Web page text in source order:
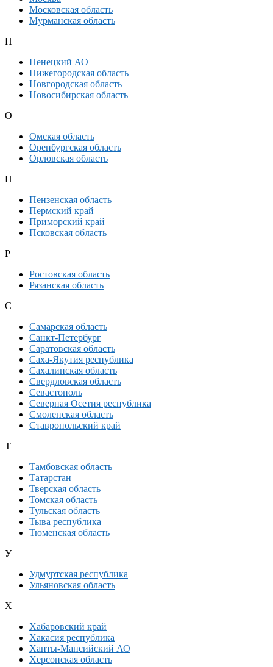
Московская область
Мурманская область
Н
Ненецкий АО
Нижегородская область
Новгородская область
Новосибирская область
О
Омская область
Оренбургская область
Орловская область
П
Пензенская область
Пермский край
Приморский край
Псковская область
Р
Ростовская область
Рязанская область
С
Самарская область
Санкт-Петербург
Саратовская область
Саха-Якутия республика
Сахалинская область
Свердловская область
Севастополь
Северная Осетия республика
Смоленская область
Ставропольский край
Т
Тамбовская область
Татарстан
Тверская область
Томская область
Тульская область
Тыва республика
Тюменская область
У
Удмуртская республика
Ульяновская область
Х
Хабаровский край
Хакасия республика
Ханты-Мансийский АО
Херсонская область